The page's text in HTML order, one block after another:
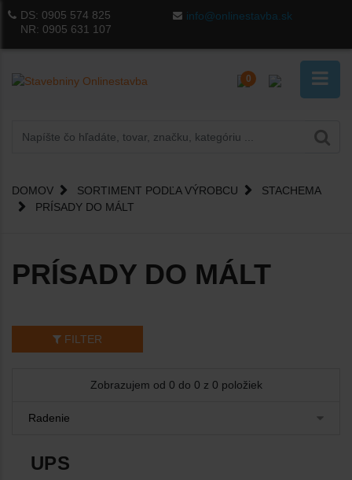
DS: 0905 574 825
NR: 0905 631 107
info@onlinestavba.sk
0
DOMOV SORTIMENT PODĽA VÝROBCU
STACHEMA
PRÍSADY DO MÁLT
PRÍSADY DO MÁLT
FILTER
Zobrazujem od 0 do 0 z 0 položiek
UPS